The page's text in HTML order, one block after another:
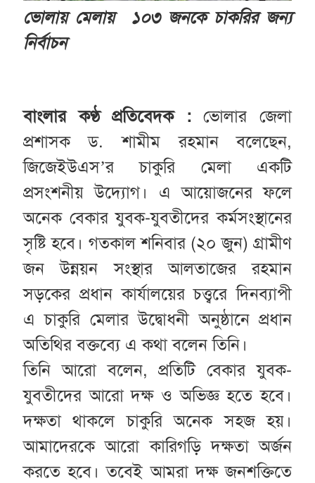
ভোলায় মেলায় ১০৩ জনকে চাকরির জন্য
নির্বাচন
বাংলার কণ্ঠ প্রতিবেদক :ভোলার জেলা
প্রশাসক ড. শামীম রহমান বলেছেন,
জিজেইউএস’র চাকুরি মেলা একটি
প্রসংশনীয় উদ্যোগ। এ আয়োজনের ফলে
অনেক বেকার যুবক-যুবতীদের কর্মসংস্থানের
সৃষ্টি হবে। গতকাল শনিবার (২০ জুন) গ্রামীণ
জন উন্নয়ন সংস্থার আলতাজের রহমান
সড়কের প্রধান কার্যালয়ের চত্ত্বরে দিনব্যাপী
এ চাকুরি মেলার উদ্বোধনী অনুষ্ঠানে প্রধান
অতিথির বক্তব্যে এ কথা বলেন তিনি।
তিনি আরো বলেন, প্রতিটি বেকার যুবক-
যুবতীদের আরো দক্ষ ও অভিজ্ঞ হতে হবে।
দক্ষতা থাকলে চাকুরি অনেক সহজ হয়।
আমাদেরকে আরো কারিগড়ি দক্ষতা অর্জন
করতে হবে। তবেই আমরা দক্ষ জনশক্তিতে